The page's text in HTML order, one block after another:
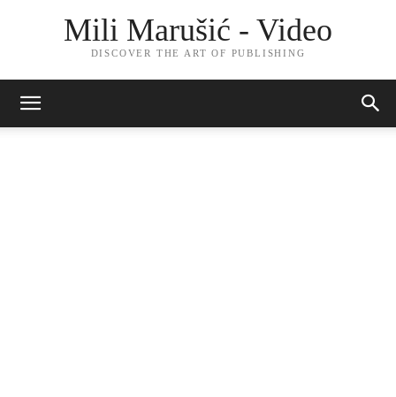
Mili Marušić - Video
DISCOVER THE ART OF PUBLISHING